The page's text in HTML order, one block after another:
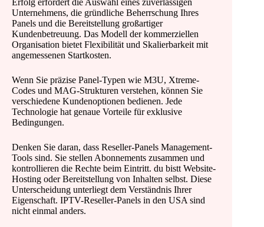
Erfolg erfordert die Auswahl eines zuverlässigen
Unternehmens, die gründliche Beherrschung Ihres
Panels und die Bereitstellung großartiger
Kundenbetreuung. Das Modell der kommerziellen
Organisation bietet Flexibilität und Skalierbarkeit mit
angemessenen Startkosten.
Wenn Sie präzise Panel-Typen wie M3U, Xtreme-
Codes und MAG-Strukturen verstehen, können Sie
verschiedene Kundenoptionen bedienen. Jede
Technologie hat genaue Vorteile für exklusive
Bedingungen.
Denken Sie daran, dass Reseller-Panels Management-
Tools sind. Sie stellen Abonnements zusammen und
kontrollieren die Rechte beim Eintritt. du bistt Website-
Hosting oder Bereitstellung von Inhalten selbst. Diese
Unterscheidung unterliegt dem Verständnis Ihrer
Eigenschaft. IPTV-Reseller-Panels in den USA sind
nicht einmal anders.